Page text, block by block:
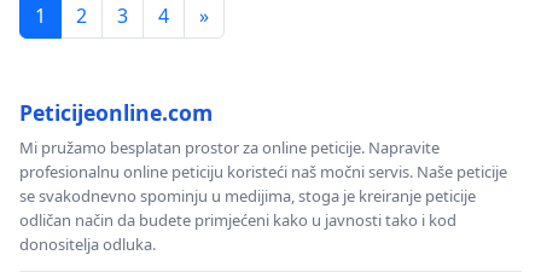
1 2 3 4 »
Peticijeonline.com
Mi pružamo besplatan prostor za online peticije. Napravite
profesionalnu online peticiju koristeći naš močni servis. Naše peticije
se svakodnevno spominju u medijima, stoga je kreiranje peticije
odličan način da budete primjećeni kako u javnosti tako i kod
donositelja odluka.